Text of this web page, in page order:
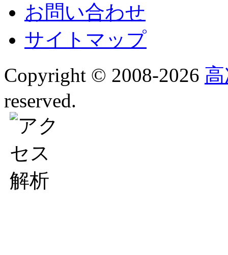
お問い合わせ
サイトマップ
Copyright © 2008-2026
reserved.